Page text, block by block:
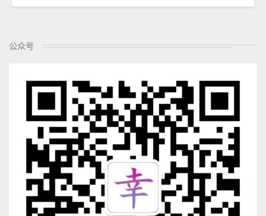
公众号